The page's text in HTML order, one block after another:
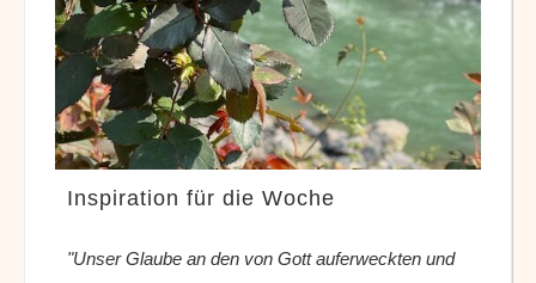
Inspiration für die Woche
"Unser Glaube an den von Gott auferweckten und